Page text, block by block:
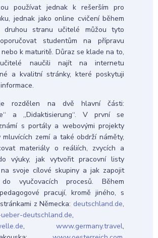
používat jednak k rešerším pro
jednak jako online cvičení během
druhou stranu učitelé můžou tyto
studentům na přípravu
k maturitě. Důraz se klade na to,
naučili najít na internetu
a kvalitní stránky, které poskytuji
rozdělen na dvě hlavní části:
a „Didaktisierung“. V první se
s portály a webovými projekty
mluvících zemí a také obdrží náměty,
materiály o reáliích, zvycích a
výuky, jak vytvořit pracovní listy
na svoje cílové skupiny a jak zapojit
vyučovacích procesů. Během
pracují, kromě jiného, s
z Německa: deutschland.de,
deutschland.de,
,www.germany.travel,